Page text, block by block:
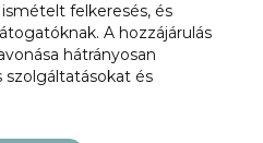
felkeresés, és
A hozzájárulás
hátrányosan
szolgáltatásokat és